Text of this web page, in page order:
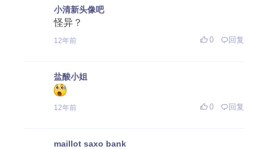
小清新头像吧
怪异？
12年前 0 回复
盐酸小姐
12年前 0 回复
maillot saxo bank